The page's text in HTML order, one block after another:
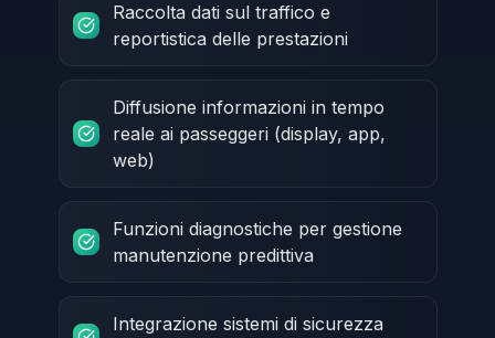
Raccolta dati sul traffico e
reportistica delle prestazioni
Diffusione informazioni in tempo
reale ai passeggeri (display, app,
web)
Funzioni diagnostiche per gestione
manutenzione predittiva
Integrazione sistemi di sicurezza